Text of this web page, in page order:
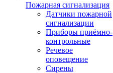
Пожарная сигнализация
Датчики пожарной
сигнализации
Приборы приёмно-
контрольные
Речевое
оповещение
Сирены